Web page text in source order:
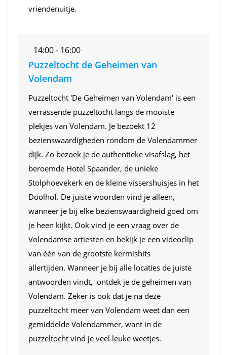
vriendenuitje.
14:00 - 16:00
Puzzeltocht de Geheimen van
Volendam
Puzzeltocht 'De Geheimen van Volendam' is een
verrassende puzzeltocht langs de mooiste
plekjes van Volendam. Je bezoekt 12
bezienswaardigheden rondom de Volendammer
dijk. Zo bezoek je de authentieke visafslag, het
beroemde Hotel Spaander, de unieke
Stolphoevekerk en de kleine vissershuisjes in het
Doolhof. De juiste woorden vind je alleen,
wanneer je bij elke bezienswaardigheid goed om
je heen kijkt. Ook vind je een vraag over de
Volendamse artiesten en bekijk je een videoclip
van één van de grootste kermishits
allertijden. Wanneer je bij alle locaties de juiste
antwoorden vindt, ontdek je de geheimen van
Volendam. Zeker is ook dat je na deze
puzzeltocht meer van Volendam weet dan een
gemiddelde Volendammer, want in de
puzzeltocht vind je veel leuke weetjes.